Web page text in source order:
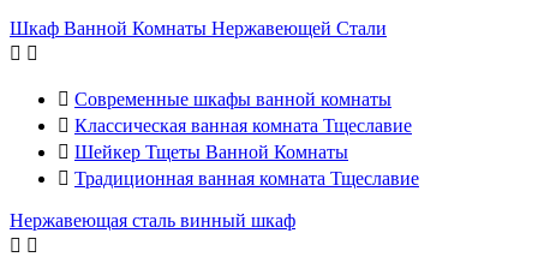
Шкаф Ванной Комнаты Нержавеющей Стали
 
 Современные шкафы ванной комнаты
 Классическая ванная комната Тщеславие
 Шейкер Тщеты Ванной Комнаты
 Традиционная ванная комната Тщеславие
Нержавеющая сталь винный шкаф
 